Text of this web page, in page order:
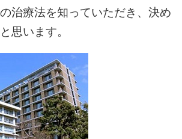
治療法を知っていただき、決め
思います。